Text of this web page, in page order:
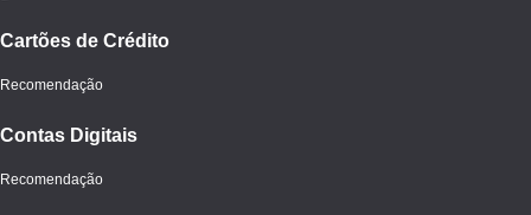
Cartões de Crédito
Recomendação
Contas Digitais
Recomendação